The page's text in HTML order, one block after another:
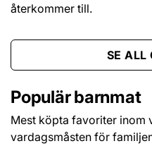
återkommer till.
SE ALL
Populär barnmat
Mest köpta favoriter inom
vardagsmåsten för